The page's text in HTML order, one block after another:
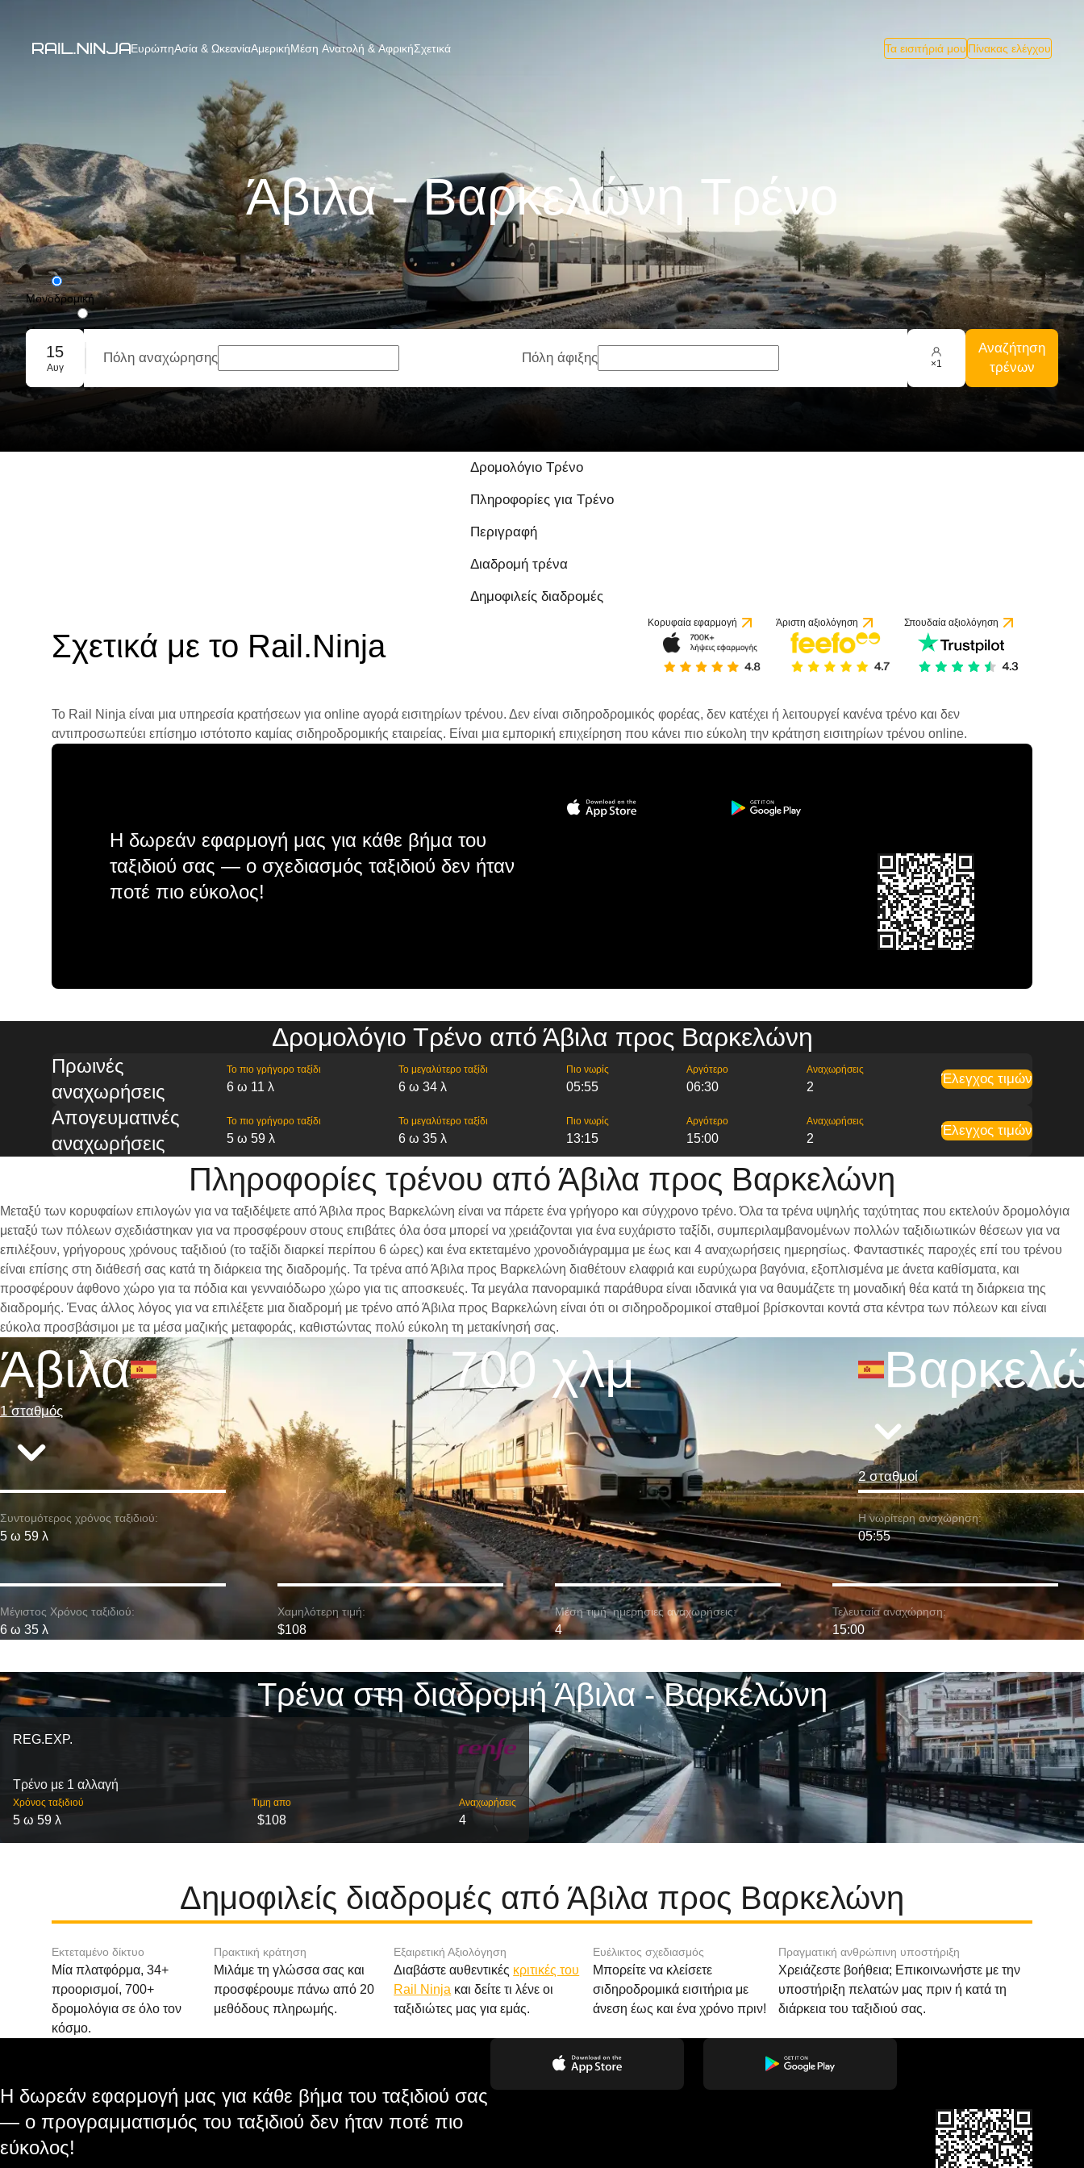
ΕυρώπηΑσία & ΩκεανίαΑμερικήΜέση Ανατολή & ΑφρικήΣχετικά Τα εισιτήριά μου Πίνακας ελέγχου
Άβιλα - Βαρκελώνη Tρένο
Μονοδρομική
Με επιστροφή
Ομαδική κράτηση
15
Αυγ
Πόλη αναχώρησης Πόλη άφιξης ×1
Αναζήτηση
τρένων
Δρομολόγιο Τρένο
Πληροφορίες για Τρένο
Περιγραφή
Διαδρομή τρένα
Δημοφιλείς διαδρομές
Σχετικά με το Rail.Ninja
Κορυφαία εφαρμογή Άριστη αξιολόγηση Σπουδαία αξιολόγηση
Το Rail Ninja είναι μια υπηρεσία κρατήσεων για online αγορά εισιτηρίων τρένου. Δεν είναι σιδηροδρομικός φορέας, δεν κατέχει ή λειτουργεί κανένα τρένο και δεν
αντιπροσωπεύει επίσημο ιστότοπο καμίας σιδηροδρομικής εταιρείας. Είναι μια εμπορική επιχείρηση που κάνει πιο εύκολη την κράτηση εισιτηρίων τρένου online.
Η δωρεάν εφαρμογή μας για κάθε βήμα του
ταξιδιού σας — ο σχεδιασμός ταξιδιού δεν ήταν
ποτέ πιο εύκολος!
Δρομολόγιο Τρένο από Άβιλα προς Βαρκελώνη
Πρωινές
αναχωρήσεις
Το πιο γρήγορο ταξίδι
6 ω 11 λ
Το μεγαλύτερο ταξίδι
6 ω 34 λ
Πιο νωρίς
05:55
Αργότερο
06:30
Αναχωρήσεις
2
Έλεγχος τιμών
Απογευματινές
αναχωρήσεις
Το πιο γρήγορο ταξίδι
5 ω 59 λ
Το μεγαλύτερο ταξίδι
6 ω 35 λ
Πιο νωρίς
13:15
Αργότερο
15:00
Αναχωρήσεις
2
Έλεγχος τιμών
Πληροφορίες τρένου από Άβιλα προς Βαρκελώνη
Μεταξύ των κορυφαίων επιλογών για να ταξιδέψετε από Άβιλα προς Βαρκελώνη είναι να πάρετε ένα γρήγορο και σύγχρονο τρένο. Όλα τα τρένα υψηλής ταχύτητας που εκτελούν δρομολόγια
μεταξύ των πόλεων σχεδιάστηκαν για να προσφέρουν στους επιβάτες όλα όσα μπορεί να χρειάζονται για ένα ευχάριστο ταξίδι, συμπεριλαμβανομένων πολλών ταξιδιωτικών θέσεων για να
επιλέξουν, γρήγορους χρόνους ταξιδιού (το ταξίδι διαρκεί περίπου 6 ώρες) και ένα εκτεταμένο χρονοδιάγραμμα με έως και 4 αναχωρήσεις ημερησίως. Φανταστικές παροχές επί του τρένου
είναι επίσης στη διάθεσή σας κατά τη διάρκεια της διαδρομής. Τα τρένα από Άβιλα προς Βαρκελώνη διαθέτουν ελαφριά και ευρύχωρα βαγόνια, εξοπλισμένα με άνετα καθίσματα, και
προσφέρουν άφθονο χώρο για τα πόδια και γενναιόδωρο χώρο για τις αποσκευές. Τα μεγάλα πανοραμικά παράθυρα είναι ιδανικά για να θαυμάζετε τη μοναδική θέα κατά τη διάρκεια της
διαδρομής. Ένας άλλος λόγος για να επιλέξετε μια διαδρομή με τρένο από Άβιλα προς Βαρκελώνη είναι ότι οι σιδηροδρομικοί σταθμοί βρίσκονται κοντά στα κέντρα των πόλεων και είναι
εύκολα προσβάσιμοι με τα μέσα μαζικής μεταφοράς, καθιστώντας πολύ εύκολη τη μετακίνησή σας.
Άβιλα
1 σταθμός
700 χλμ
2 σταθμοί
Συντομότερος χρόνος ταξιδιού:
5 ω 59 λ
Η νωρίτερη αναχώρηση:
05:55
Μέγιστος Χρόνος ταξιδιού:
6 ω 35 λ
Χαμηλότερη τιμή:
$108
Μέση τιμή. ημερήσιες αναχωρήσεις:
4
Τελευταία αναχώρηση:
15:00
Τρένα στη διαδρομή Άβιλα - Βαρκελώνη
REG.EXP.
Τρένο με 1 αλλαγή
Χρόνος ταξιδιού
5 ω 59 λ
Τιμη απο
$108
Αναχωρήσεις
4
Δημοφιλείς διαδρομές από Άβιλα προς Βαρκελώνη
Εκτεταμένο δίκτυο
Μία πλατφόρμα, 34+
προορισμοί, 700+
δρομολόγια σε όλο τον
κόσμο.
Πρακτική κράτηση
Μιλάμε τη γλώσσα σας και
προσφέρουμε πάνω από 20
μεθόδους πληρωμής.
Εξαιρετική Αξιολόγηση
Διαβάστε αυθεντικές κριτικές του
Rail Ninja και δείτε τι λένε οι
ταξιδιώτες μας για εμάς.
Ευέλικτος σχεδιασμός
Μπορείτε να κλείσετε
σιδηροδρομικά εισιτήρια με
άνεση έως και ένα χρόνο πριν!
Πραγματική ανθρώπινη υποστήριξη
Χρειάζεστε βοήθεια; Επικοινωνήστε με την
υποστήριξη πελατών μας πριν ή κατά τη
διάρκεια του ταξιδιού σας.
Η δωρεάν εφαρμογή μας για κάθε βήμα του ταξιδιού σας
— ο προγραμματισμός του ταξιδιού δεν ήταν ποτέ πιο
εύκολος!